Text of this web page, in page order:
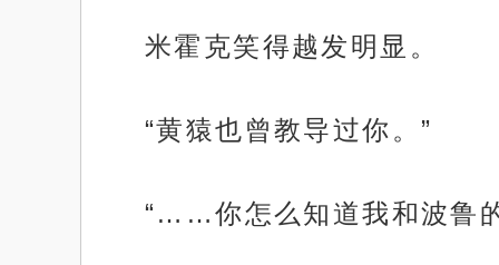
米霍克笑得越发明显。
“黄猿也曾教导过你。”
“……你怎么知道我和波鲁